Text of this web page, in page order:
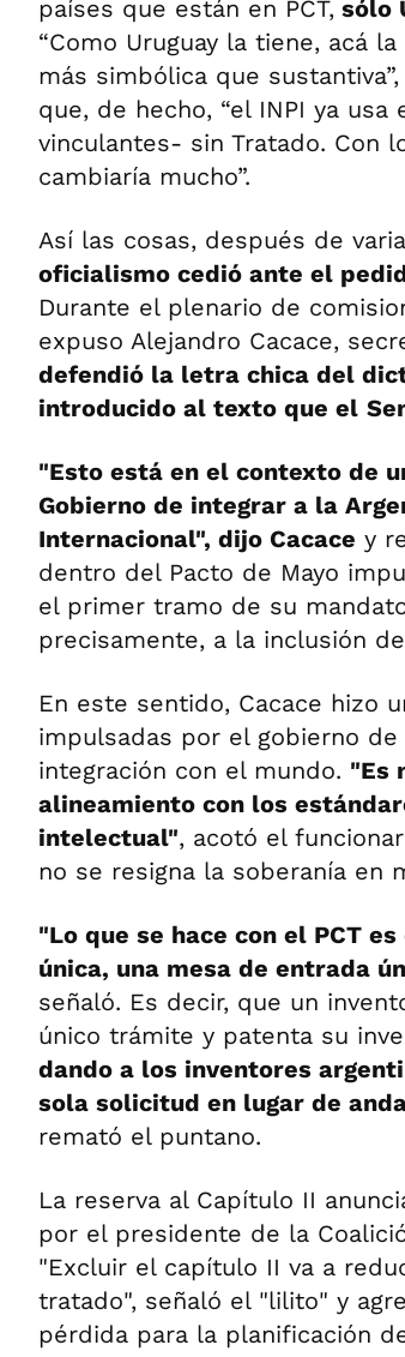
países que están en PCT, sólo
“Como Uruguay la tiene, acá
más simbólica que
que, de hecho, “el INPI ya
vinculantes- sin Tratado. Con
cambiaría mucho”.
Así las cosas, después de
oficialismo cedió ante el
Durante el plenario de
expuso Alejandro Cacace,
defendió la letra chica del
introducido al texto que el
"Esto está en el contexto de
Gobierno de integrar a la
Internacional", dijo Cacace y
dentro del Pacto de Mayo
el primer tramo de su
precisamente, a la inclusión
En este sentido, Cacace hizo
impulsadas por el gobierno
integración con el mundo. "Es
alineamiento con los
intelectual", acotó el
no se resigna la soberanía en
"Lo que se hace con el PCT
única, una mesa de entrada
señaló. Es decir, que un
único trámite y patenta su
dando a los inventores
sola solicitud en lugar de
remató el puntano.
La reserva al Capítulo II
por el presidente de la
"Excluir el capítulo II va a
tratado", señaló el "lilito" y
pérdida para la planificación